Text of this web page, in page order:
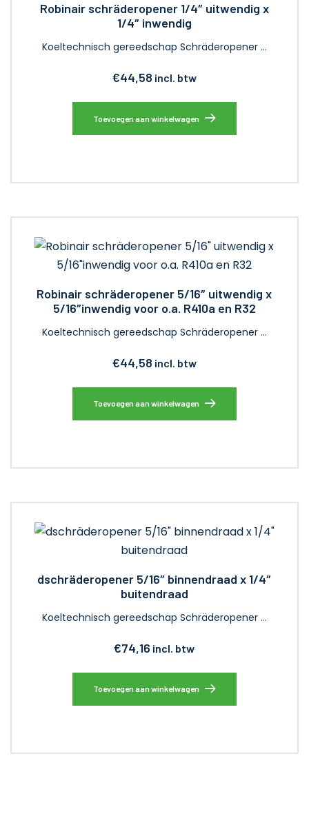
Robinair schräderopener 1/4″ uitwendig x
1/4″ inwendig
Koeltechnisch gereedschap Schräderopener …
€44,58 incl. btw
Toevoegen aan winkelwagen
Robinair schräderopener 5/16″ uitwendig x
5/16″inwendig voor o.a. R410a en R32
Koeltechnisch gereedschap Schräderopener …
€44,58 incl. btw
Toevoegen aan winkelwagen
dschräderopener 5/16″ binnendraad x 1/4″
buitendraad
Koeltechnisch gereedschap Schräderopener …
€74,16 incl. btw
Toevoegen aan winkelwagen